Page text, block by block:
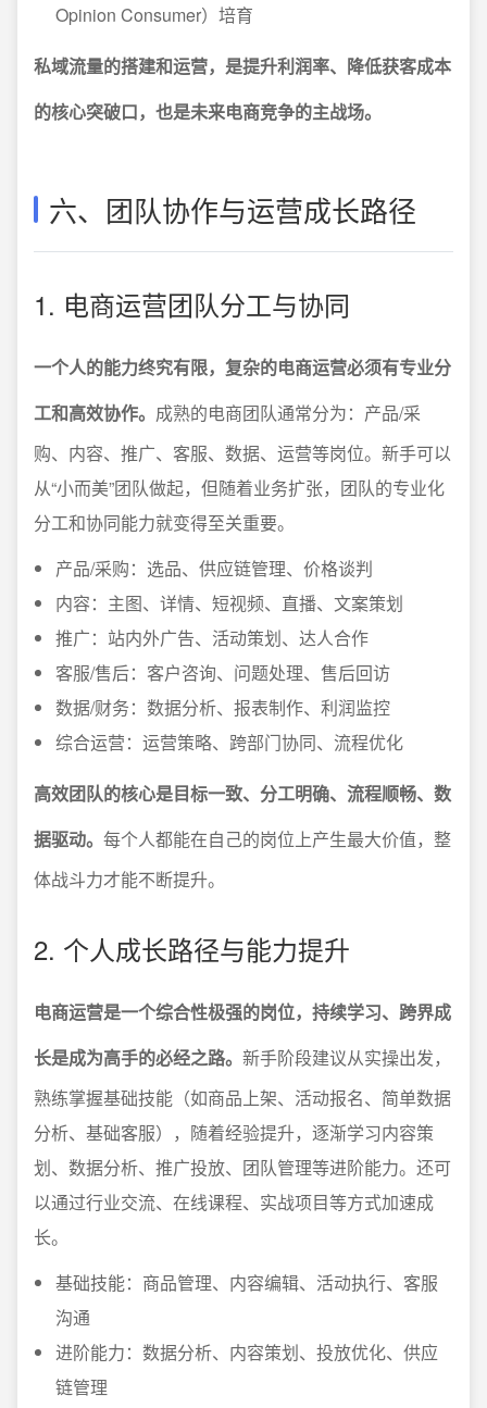
Opinion Consumer）培育
私域流量的搭建和运营，是提升利润率、降低获客成本
的核心突破口，也是未来电商竞争的主战场。
六、团队协作与运营成长路径
1. 电商运营团队分工与协同
一个人的能力终究有限，复杂的电商运营必须有专业分
工和高效协作。 成熟的电商团队通常分为：产品/采
购、内容、推广、客服、数据、运营等岗位。新手可以
从“小而美”团队做起，但随着业务扩张，团队的专业化
分工和协同能力就变得至关重要。
产品/采购：选品、供应链管理、价格谈判
内容：主图、详情、短视频、直播、文案策划
推广：站内外广告、活动策划、达人合作
客服/售后：客户咨询、问题处理、售后回访
数据/财务：数据分析、报表制作、利润监控
综合运营：运营策略、跨部门协同、流程优化
高效团队的核心是目标一致、分工明确、流程顺畅、数
据驱动。 每个人都能在自己的岗位上产生最大价值，整
体战斗力才能不断提升。
2. 个人成长路径与能力提升
电商运营是一个综合性极强的岗位，持续学习、跨界成
长是成为高手的必经之路。 新手阶段建议从实操出发，
熟练掌握基础技能（如商品上架、活动报名、简单数据
分析、基础客服），随着经验提升，逐渐学习内容策
划、数据分析、推广投放、团队管理等进阶能力。还可
以通过行业交流、在线课程、实战项目等方式加速成
长。
基础技能：商品管理、内容编辑、活动执行、客服
沟通
进阶能力：数据分析、内容策划、投放优化、供应
链管理